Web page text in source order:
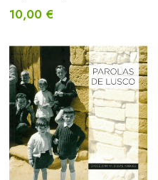
10,00 €